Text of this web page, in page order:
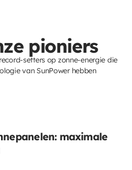
pioniers
setters op zonne-energie die
van SunPower hebben
maximale